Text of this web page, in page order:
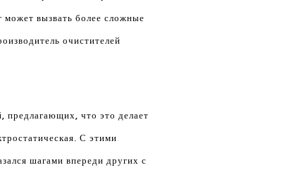
вызвать более сложные
очистителей
предлагающих, что это делает
С этими
шагами впереди других с